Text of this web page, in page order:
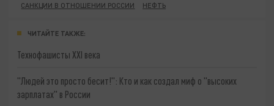
САНКЦИИ В ОТНОШЕНИИ РОССИИ
НЕФТЬ
ЧИТАЙТЕ ТАКЖЕ:
Технофашисты XXI века
"Людей это просто бесит!": Кто и как создал миф о "высоких
зарплатах" в России